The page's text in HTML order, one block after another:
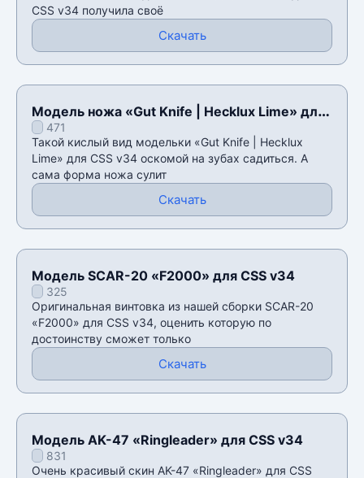
CSS v34 получила своё
Скачать
Модель ножа «Gut Knife | Hecklux Lime» для
CSS v34
471
Такой кислый вид модельки «Gut Knife | Hecklux
Lime» для CSS v34 оскомой на зубах садиться. А
сама форма ножа сулит
Скачать
Модель SCAR-20 «F2000» для CSS v34
325
Оригинальная винтовка из нашей сборки SCAR-20
«F2000» для CSS v34, оценить которую по
достоинству сможет только
Скачать
Модель AK-47 «Ringleader» для CSS v34
831
Очень красивый скин AK-47 «Ringleader» для CSS